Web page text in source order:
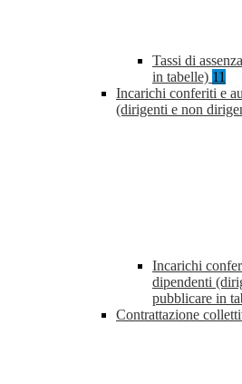
Tassi di
in tabelle) 11
Incarichi conferiti e
(dirigenti e non
Incarichi
dipendenti
pubblicare in
Contrattazione